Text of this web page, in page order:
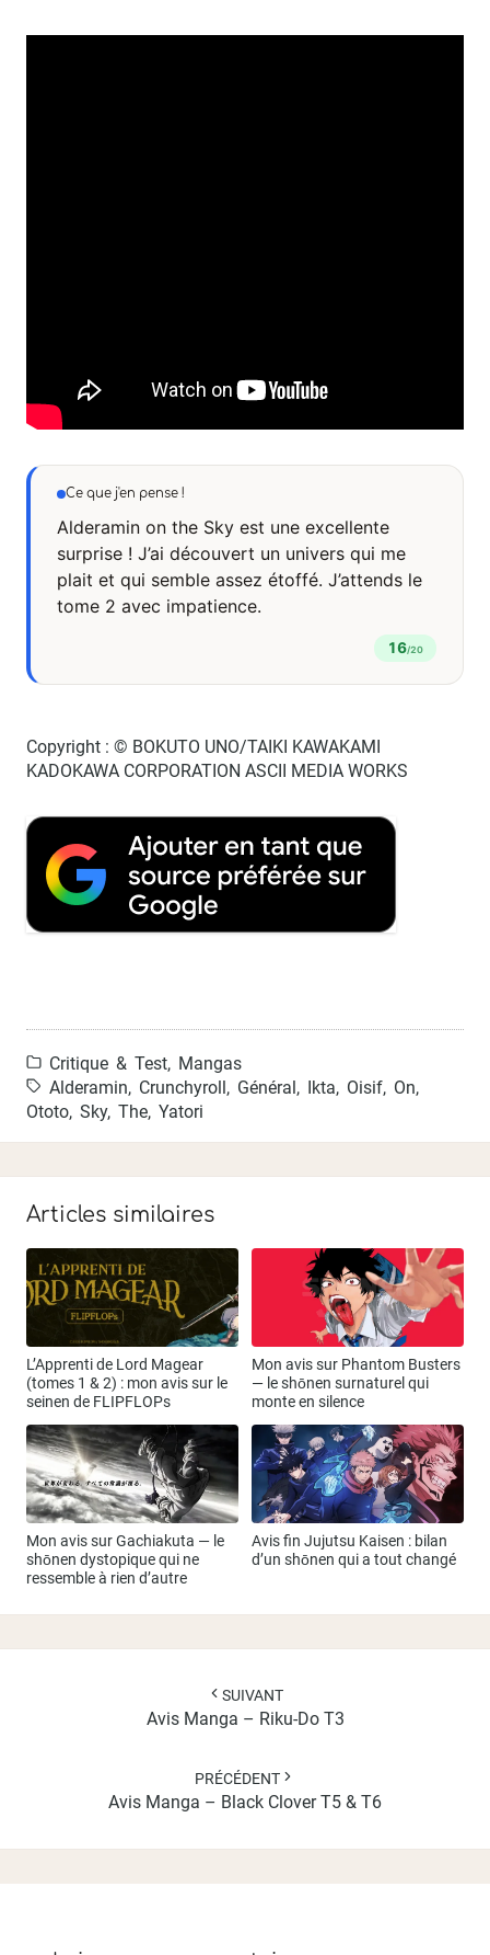
Ce que j'en pense !
Alderamin on the Sky est une excellente
surprise ! J’ai découvert un univers qui me
plait et qui semble assez étoffé. J’attends le
tome 2 avec impatience.
16/20
Copyright : © BOKUTO UNO/TAIKI KAWAKAMI
KADOKAWA CORPORATION ASCII MEDIA WORKS
Critique & Test, Mangas
Alderamin, Crunchyroll , Général , Ikta, Oisif, On,
Ototo, Sky, The, Yatori
Articles similaires
L’Apprenti de Lord Magear
(tomes 1 & 2) : mon avis sur le
seinen de FLIPFLOPs
Mon avis sur Phantom Busters
— le shōnen surnaturel qui
monte en silence
Mon avis sur Gachiakuta — le
shōnen dystopique qui ne
ressemble à rien d’autre
Avis fin Jujutsu Kaisen : bilan
d’un shōnen qui a tout changé
SUIVANT
Avis Manga – Riku-Do T3
PRÉCÉDENT
Avis Manga – Black Clover T5 & T6